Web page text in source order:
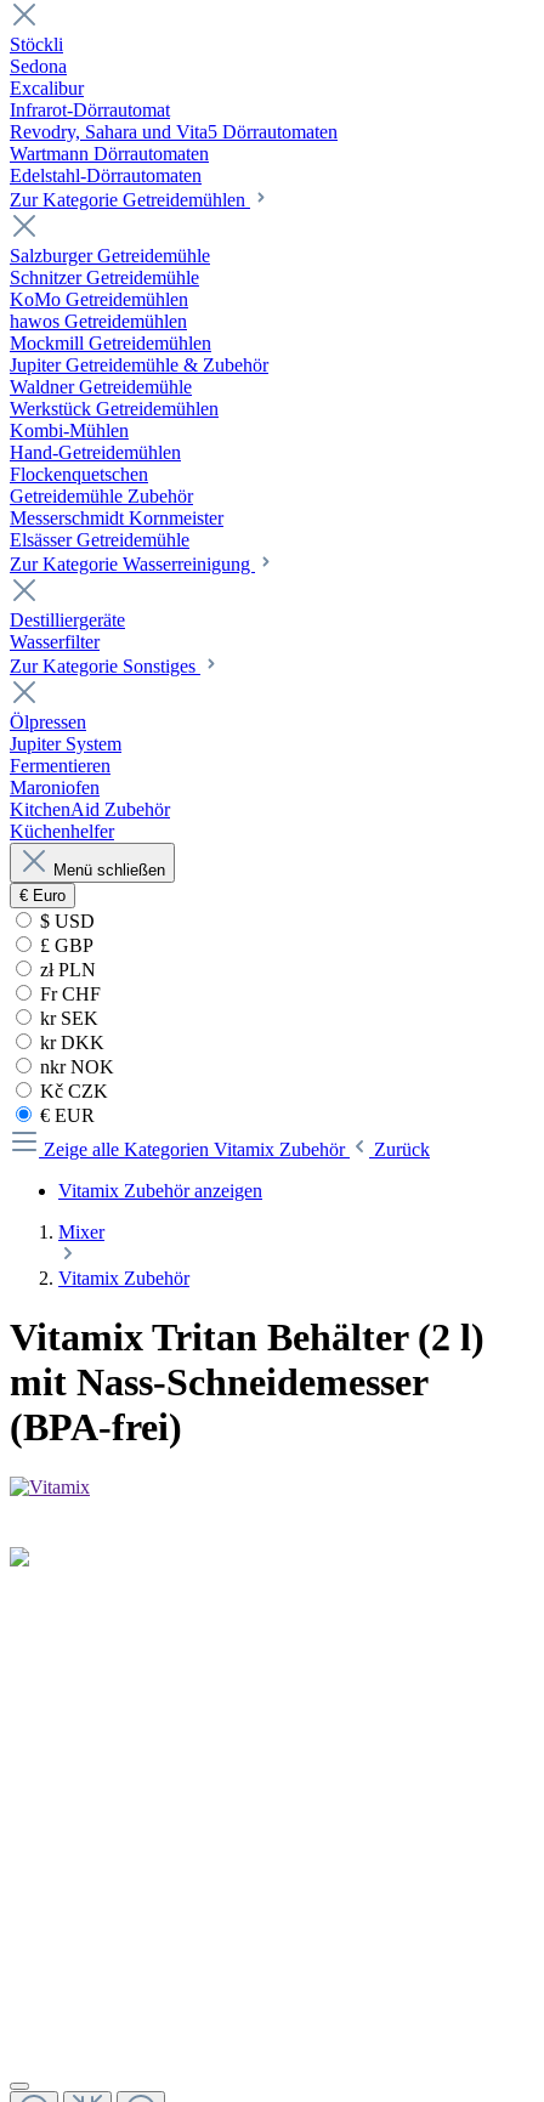
Stöckli
Sedona
Excalibur
Infrarot-Dörrautomat
Revodry, Sahara und Vita5 Dörrautomaten
Wartmann Dörrautomaten
Edelstahl-Dörrautomaten
Zur Kategorie Getreidemühlen
Salzburger Getreidemühle
Schnitzer Getreidemühle
KoMo Getreidemühlen
hawos Getreidemühlen
Mockmill Getreidemühlen
Jupiter Getreidemühle & Zubehör
Waldner Getreidemühle
Werkstück Getreidemühlen
Kombi-Mühlen
Hand-Getreidemühlen
Flockenquetschen
Getreidemühle Zubehör
Messerschmidt Kornmeister
Elsässer Getreidemühle
Zur Kategorie Wasserreinigung
Destilliergeräte
Wasserfilter
Zur Kategorie Sonstiges
Ölpressen
Jupiter System
Fermentieren
Maroniofen
KitchenAid Zubehör
Küchenhelfer
Menü schließen
€ Euro
$ USD
£ GBP
zł PLN
Fr CHF
kr SEK
kr DKK
nkr NOK
Kč CZK
€ EUR
Zeige alle Kategorien Vitamix Zubehör
Zurück
Vitamix Zubehör anzeigen
Mixer
Vitamix Zubehör
Vitamix Tritan Behälter (2 l)
mit Nass-Schneidemesser
(BPA-frei)